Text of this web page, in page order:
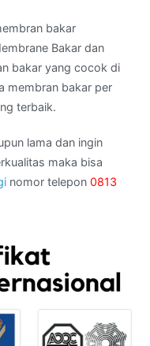
bakar
Bakar dan
bakar yang cocok di
membran bakar per
terbaik.
lama dan ingin
maka bisa
nomor telepon 0813